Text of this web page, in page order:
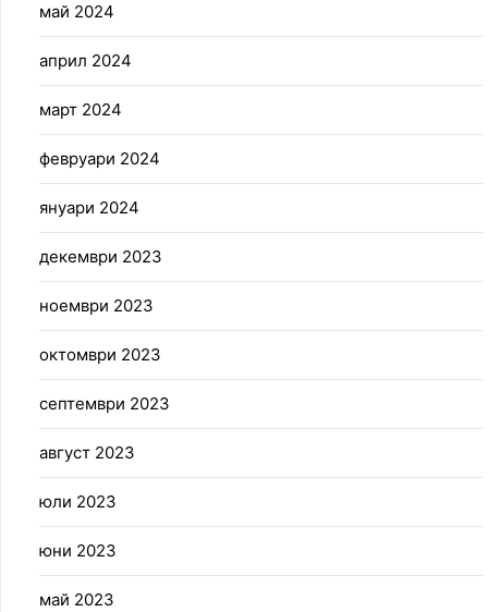
май 2024
април 2024
март 2024
февруари 2024
януари 2024
декември 2023
ноември 2023
октомври 2023
септември 2023
август 2023
юли 2023
юни 2023
май 2023